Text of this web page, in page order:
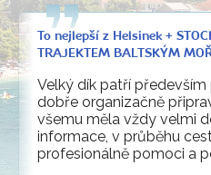
To nejlepší z Helsinek +
TRAJEKTEM BALTSKÝM
Velký dík patří
dobře organizačně
všemu měla vždy velmi
informace, v průběhu
profesionálně pomoci a